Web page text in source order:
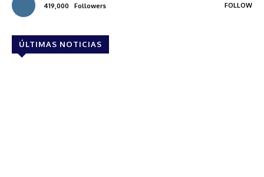
419,000 Followers FOLLOW
ÚLTIMAS NOTICIAS